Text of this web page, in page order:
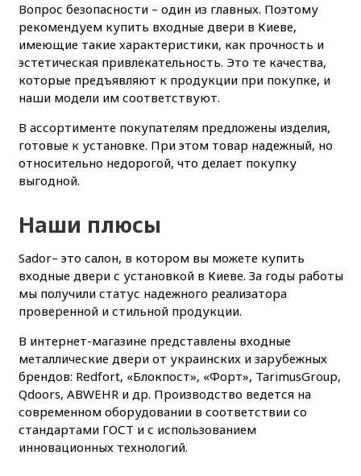
Вопрос безопасности – один из главных. Поэтому
рекомендуем купить входные двери в Киеве,
имеющие такие характеристики, как прочность и
эстетическая привлекательность. Это те качества,
которые предъявляют к продукции при покупке, и
наши модели им соответствуют.
В ассортименте покупателям предложены изделия,
готовые к установке. При этом товар надежный, но
относительно недорогой, что делает покупку
выгодной.
Наши плюсы
Sador– это салон, в котором вы можете купить
входные двери с установкой в Киеве. За годы работы
мы получили статус надежного реализатора
проверенной и стильной продукции.
В интернет-магазине представлены входные
металлические двери от украинских и зарубежных
брендов: Redfort, «Блокпост», «Форт», TarimusGroup,
Qdoors, ABWEHR и др. Производство ведется на
современном оборудовании в соответствии со
стандартами ГОСТ и с использованием
инновационных технологий.